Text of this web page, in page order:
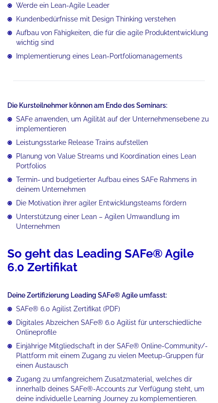
Werde ein Lean-Agile Leader
Kundenbedürfnisse mit Design Thinking verstehen
Aufbau von Fähigkeiten, die für die agile Produktentwicklung
wichtig sind
Implementierung eines Lean-Portfoliomanagements
Die Kursteilnehmer können am Ende des Seminars:
SAFe anwenden, um Agilität auf der Unternehmensebene zu
implementieren
Leistungsstarke Release Trains aufstellen
Planung von Value Streams und Koordination eines Lean
Portfolios
Termin- und budgetierter Aufbau eines SAFe Rahmens in
deinem Unternehmen
Die Motivation ihrer agiler Entwicklungsteams fördern
Unterstützung einer Lean – Agilen Umwandlung im
Unternehmen
So geht das Leading SAFe® Agile
6.0 Zertifikat
Deine Zertifizierung Leading SAFe® Agile umfasst:
SAFe® 6.0 Agilist Zertifikat (PDF)
Digitales Abzeichen SAFe® 6.0 Agilist für unterschiedliche
Onlineprofile
Einjährige Mitgliedschaft in der SAFe® Online-Community/-
Plattform mit einem Zugang zu vielen Meetup-Gruppen für
einen Austausch
Zugang zu umfangreichem Zusatzmaterial, welches dir
innerhalb deines SAFe®-Accounts zur Verfügung steht, um
deine individuelle Learning Journey zu komplementieren.